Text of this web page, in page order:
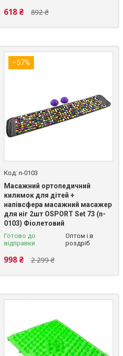
892 ₴
618 ₴
–57%
n-0103
Масажний ортопедичний
килимок для дітей +
напівсфера масажний масажер
для ніг 2шт OSPORT Set 73 (n-
0103) Фіолетовий
Готово до
відправки
Оптом і в
роздріб
2 299 ₴
998 ₴